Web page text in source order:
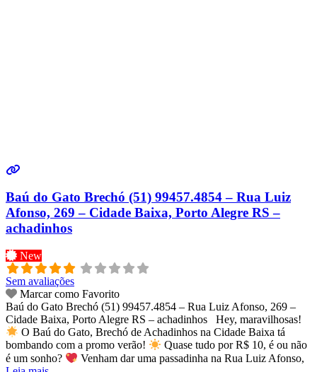
Baú do Gato Brechó (51) 99457.4854 – Rua Luiz
Afonso, 269 – Cidade Baixa, Porto Alegre RS –
achadinhos
New
Sem avaliações
Marcar como Favorito
Baú do Gato Brechó (51) 99457.4854 – Rua Luiz Afonso, 269 –
Cidade Baixa, Porto Alegre RS – achadinhos Hey, maravilhosas!
O Baú do Gato, Brechó de Achadinhos na Cidade Baixa tá
bombando com a promo verão!
Quase tudo por R$ 10, é ou não
é um sonho?
Venham dar uma passadinha na Rua Luiz Afonso,